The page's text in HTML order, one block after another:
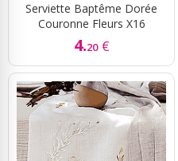
Serviette Baptême Dorée
Couronne Fleurs X16
4.20 €